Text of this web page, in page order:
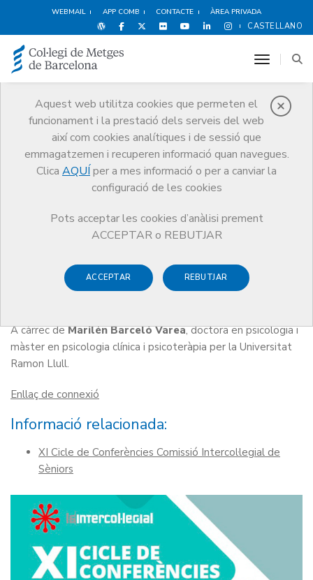
WEBMAIL APP COMB CONTACTE ÀREA PRIVADA
CASTELLANO
Aquest web utilitza cookies que permeten el
funcionament i la prestació dels serveis del web
així com cookies analítiques i de sessió que
emmagatzemen i recuperen informació quan navegues.
Clica AQUÍ per a mes informació o per a canviar la
configuració de les cookies
Pots acceptar les cookies d’anàlisi prement
ACCEPTAR o REBUTJAR
ACCEPTAR REBUTJAR
toggle
Agenda
Agenda
Quina és la visió que poden tenir dels sèniors actuals la generació dels
anys 70?
Quina és la visió que poden
tenir dels sèniors actuals la
generació dels anys 70?
A càrrec deMarilén Barceló Varea, doctora en psicologia i
màster en psicologia clínica i psicoteràpia per la Universitat
Ramon Llull.
Enllaç de connexió
Informació relacionada:
XI Cicle de Conferències Comissió Intercol·legial de
Sèniors